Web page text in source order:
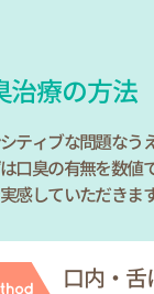
治療の方法
ティブな問題なう
口臭の有無を数値
感していただきます
口内・